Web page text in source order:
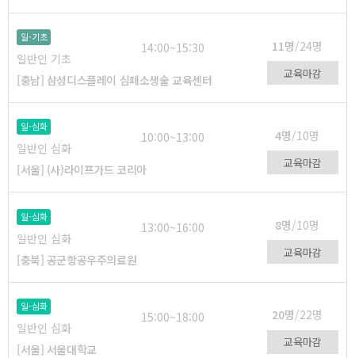
일-기초
일반인 기초
14:00~15:30 11명/24명
[충남] 삼성디스플레이 심폐소생술 교육센터 교육마감
일-심화
일반인 심화
10:00~13:00 4명/10명
[서울] (사)라이프가드 코리아 교육마감
일-심화
일반인 심화
13:00~16:00 8명/10명
[충북] 공군항공우주의료원 교육마감
일-심화
일반인 심화
15:00~18:00 20명/22명
[서울] 서울대학교 교육마감